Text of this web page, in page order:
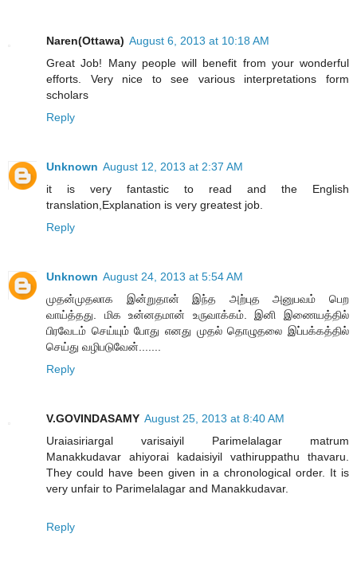
Naren(Ottawa) August 6, 2013 at 10:18 AM
Great Job! Many people will benefit from your wonderful
efforts. Very nice to see various interpretations form
scholars
Reply
Unknown August 12, 2013 at 2:37 AM
it is very fantastic to read and the English
translation,Explanation is very greatest job.
Reply
Unknown August 24, 2013 at 5:54 AM
முதன்முதலாக இன்றுதான் இந்த அற்புத அனுபவம் பெற
வாய்த்தது. மிக உன்னதமான் உருவாக்கம். இனி இணையத்தில்
பிரவேடம் செய்யும் போது எனது முதல் தொழுதலை இப்பக்கத்தில்
செய்து வழிபடுவேன்.......
Reply
V.GOVINDASAMY August 25, 2013 at 8:40 AM
Uraiasiriargal varisaiyil Parimelalagar matrum
Manakkudavar ahiyorai kadaisiyil vathiruppathu thavaru.
They could have been given in a chronological order. It is
very unfair to Parimelalagar and Manakkudavar.
Reply